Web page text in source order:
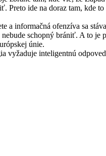
Preto ide na doraz tam, kde
a informačná ofenzíva sa
schopný brániť. A to je
únie.
vyžaduje inteligentnú